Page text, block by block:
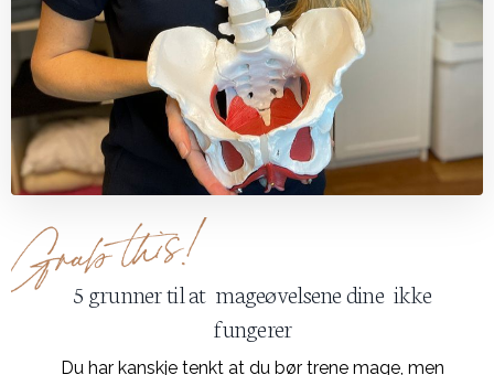
5 grunner til at mageøvelsene dine ikke
fungerer
Du har kanskje tenkt at du bør trene mage, men